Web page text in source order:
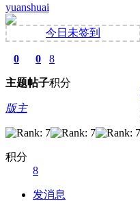
yuanshuai
今日未签到
0
主题
0
帖子
8
积分
版主
积分
8
发消息